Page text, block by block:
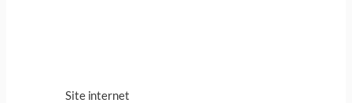
Site internet